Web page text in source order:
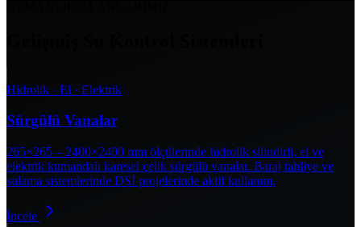
Hidrolik · El · Elektrik
Sürgülü Vanalar
265×265 – 2400×2400 mm ölçülerinde hidrolik silindirli, el ve
elektrik kumandalı karesel çelik sürgülü vanalar. Baraj tahliye ve
sulama sistemlerinde DSİ projelerinde aktif kullanım.
İncele